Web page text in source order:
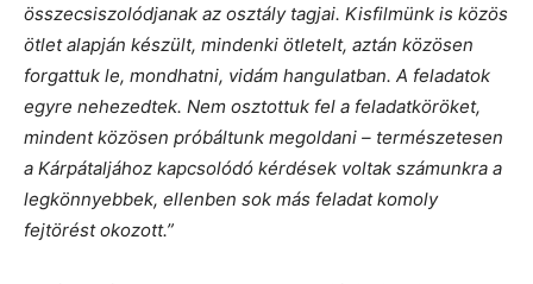
összecsiszolódjanak az osztály tagjai. Kisfilmünk is közös
ötlet alapján készült, mindenki ötletelt, aztán közösen
forgattuk le, mondhatni, vidám hangulatban. A feladatok
egyre nehezedtek. Nem osztottuk fel a feladatköröket,
mindent közösen próbáltunk megoldani – természetesen
a Kárpátaljához kapcsolódó kérdések voltak számunkra a
legkönnyebbek, ellenben sok más feladat komoly
fejtörést okozott.”